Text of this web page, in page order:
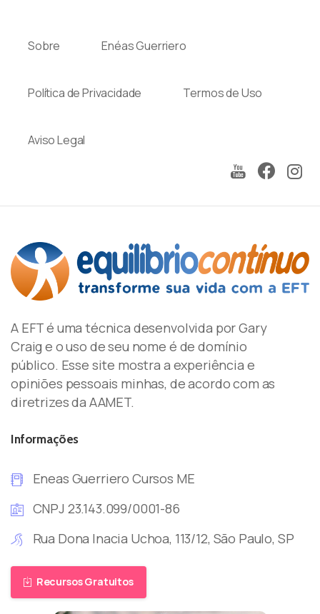
contentSobre Enéas Guerriero
Política de Privacidade Termos de Uso
Aviso Legal
A EFT é uma técnica desenvolvida por Gary
Craig e o uso de seu nome é de domínio
público. Esse site mostra a experiência e
opiniões pessoais minhas, de acordo com as
diretrizes da AAMET.
Informações
Eneas Guerriero Cursos ME
CNPJ 23.143.099/0001-86
Rua Dona Inacia Uchoa, 113/12, São Paulo, SP
Recursos Gratuitos